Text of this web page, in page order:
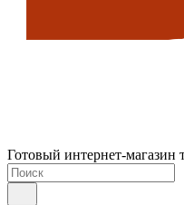
Готовый интернет-магазин